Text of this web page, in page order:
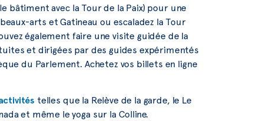
bâtiment avec la Tour de la Paix) pour une
arts et Gatineau ou escaladez la Tour
également faire une visite guidée de la
et dirigées par des guides expérimentés
du Parlement. Achetez vos billets en ligne
telles que la Relève de la garde, le Le
et même le yoga sur la Colline.